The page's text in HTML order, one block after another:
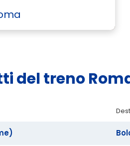
del treno